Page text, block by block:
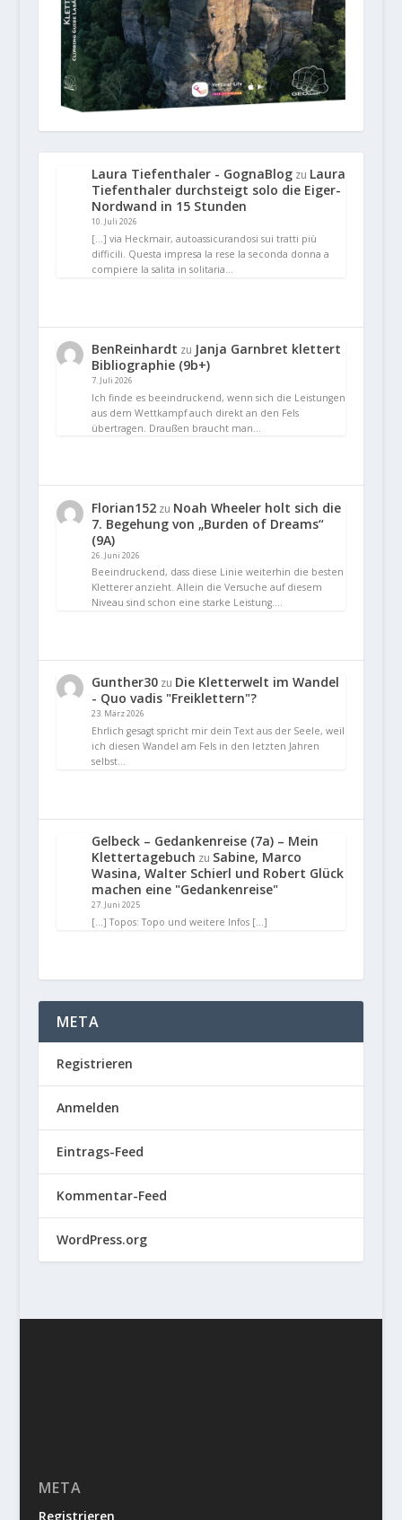
Laura Tiefenthaler - GognaBlogzu Laura
Tiefenthaler durchsteigt solo die Eiger-
Nordwand in 15 Stunden
10. Juli 2026
[…] via Heckmair, autoassicurandosi sui tratti più
difficili. Questa impresa la rese la seconda donna a
compiere la salita in solitaria…
BenReinhardt zu Janja Garnbret klettert
Bibliographie (9b+)
7. Juli 2026
Ich finde es beeindruckend, wenn sich die Leistungen
aus dem Wettkampf auch direkt an den Fels
übertragen. Draußen braucht man…
Florian152zu Noah Wheeler holt sich die
7. Begehung von „Burden of Dreams“
(9A)
26. Juni 2026
Beeindruckend, dass diese Linie weiterhin die besten
Kletterer anzieht. Allein die Versuche auf diesem
Niveau sind schon eine starke Leistung.…
Gunther30zu Die Kletterwelt im Wandel
- Quo vadis "Freiklettern"?
23. März 2026
Ehrlich gesagt spricht mir dein Text aus der Seele, weil
ich diesen Wandel am Fels in den letzten Jahren
selbst…
Gelbeck – Gedankenreise (7a) – Mein
Klettertagebuch zu Sabine, Marco
Wasina, Walter Schierl und Robert Glück
machen eine "Gedankenreise"
27. Juni 2025
[…] Topos: Topo und weitere Infos […]
META
Registrieren
Anmelden
Eintrags-Feed
Kommentar-Feed
WordPress.org
META
Registrieren